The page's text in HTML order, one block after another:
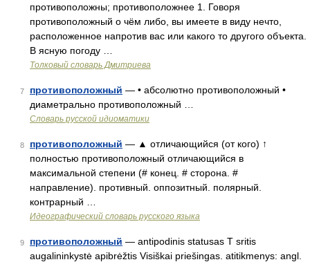
противоположны; противоположнее 1. Говоря
противоположный о чём либо, вы имеете в виду нечто,
расположенное напротив вас или какого то другого объекта.
В ясную погоду …
Толковый словарь Дмитриева
7 противоположный — • абсолютно противоположный •
диаметрально противоположный …
Словарь русской идиоматики
8 противоположный — ▲ отличающийся (от кого) ↑
полностью противоположный отличающийся в
максимальной степени (# конец. # сторона. #
направление). противный. оппозитный. полярный.
контрарный …
Идеографический словарь русского языка
9 противоположный — antipodinis statusas T sritis
augalininkystė apibrėžtis Visiškai priešingas. atitikmenys: angl.